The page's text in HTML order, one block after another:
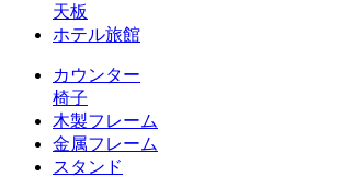
天板
ホテル旅館
カウンター
椅子
木製フレーム
金属フレーム
スタンド